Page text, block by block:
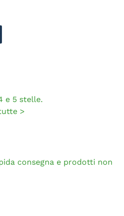
e 5 stelle.
>
consegna e prodotti non